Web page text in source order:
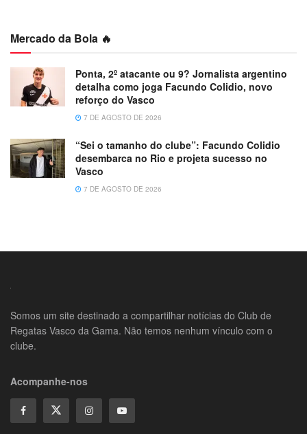
Mercado da Bola 🔥
Ponta, 2º atacante ou 9? Jornalista argentino
detalha como joga Facundo Colidio, novo
reforço do Vasco
7 DE AGOSTO DE 2026
“Sei o tamanho do clube”: Facundo Colidio
desembarca no Rio e projeta sucesso no
Vasco
7 DE AGOSTO DE 2026
Somos um site destinado a compartilhar notícias do Club de
Regatas Vasco da Gama. Não temos nenhum vínculo com o
clube.
Acompanhe-nos